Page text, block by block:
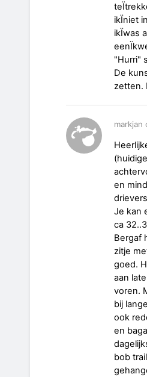
ikÏniet
ikÏwas
"Hurri"
De
zetten.
markjan
en
Je kan
ca
Bergaf
zitje
goed.
aan
voren.
bij
ook
en
bob